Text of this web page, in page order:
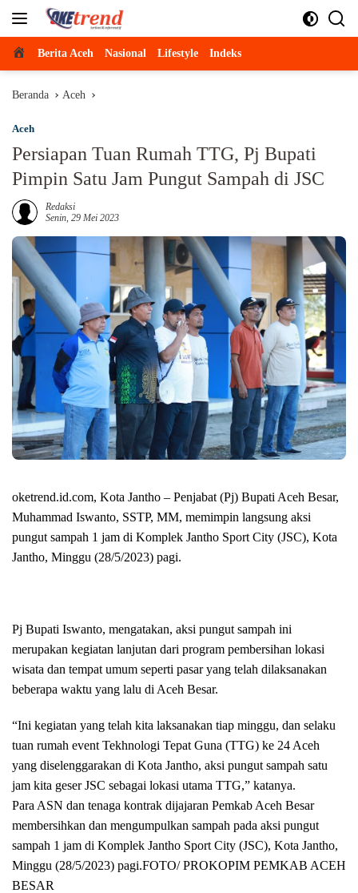
Beranda
Berita Aceh Nasional Lifestyle Indeks
Beranda Aceh
Aceh
Persiapan Tuan Rumah TTG, Pj Bupati
Pimpin Satu Jam Pungut Sampah di JSC
Redaksi
Senin, 29 Mei 2023
oketrend.id.com, Kota Jantho – Penjabat (Pj) Bupati Aceh Besar,
Muhammad Iswanto, SSTP, MM, memimpin langsung aksi
pungut sampah 1 jam di Komplek Jantho Sport City (JSC), Kota
Jantho, Minggu (28/5/2023) pagi.
Pj Bupati Iswanto, mengatakan, aksi pungut sampah ini
merupakan kegiatan lanjutan dari program pembersihan lokasi
wisata dan tempat umum seperti pasar yang telah dilaksanakan
beberapa waktu yang lalu di Aceh Besar.
“Ini kegiatan yang telah kita laksanakan tiap minggu, dan selaku
tuan rumah event Tekhnologi Tepat Guna (TTG) ke 24 Aceh
yang diselenggarakan di Kota Jantho, aksi pungut sampah satu
jam kita geser JSC sebagai lokasi utama TTG,” katanya.
Para ASN dan tenaga kontrak dijajaran Pemkab Aceh Besar
membersihkan dan mengumpulkan sampah pada aksi pungut
sampah 1 jam di Komplek Jantho Sport City (JSC), Kota Jantho,
Minggu (28/5/2023) pagi.FOTO/ PROKOPIM PEMKAB ACEH
BESAR